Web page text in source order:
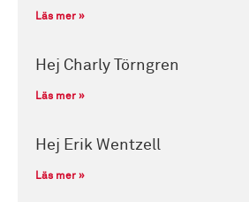
Läs mer »
Hej Charly Törngren
Läs mer »
Hej Erik Wentzell
Läs mer »